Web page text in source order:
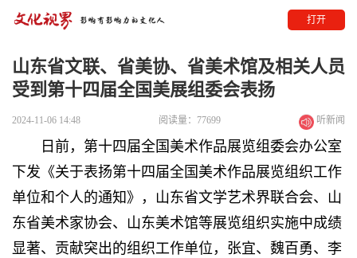
打开
山东省文联、省美协、省美术馆及相关人员
受到第十四届全国美展组委会表扬
2024-11-06 14:48 阅读量：77699 听新闻
日前，第十四届全国美术作品展览组委会办公室
下发《关于表扬第十四届全国美术作品展览组织工作
单位和个人的通知》，山东省文学艺术界联合会、山
东省美术家协会、山东美术馆等展览组织实施中成绩
显著、贡献突出的组织工作单位，张宜、魏百勇、李